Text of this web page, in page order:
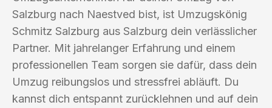
Salzburg nach Naestved bist, ist Umzugskönig
Schmitz Salzburg aus Salzburg dein verlässlicher
Partner. Mit jahrelanger Erfahrung und einem
professionellen Team sorgen sie dafür, dass dein
Umzug reibungslos und stressfrei abläuft. Du
kannst dich entspannt zurücklehnen und auf dein